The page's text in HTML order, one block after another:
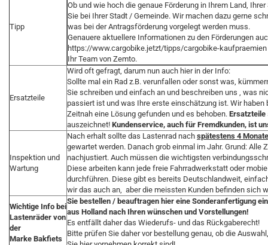
Tipp
Ob und wie hoch die genaue Förderung in Ihrem Land,
Sie bei Ihrer Stadt / Gemeinde. Wir machen dazu gerne
was bei der Antragsförderung vorgelegt werden muss.
Genauere aktuellere Informationen zu den Förderungen
https://www.cargobike.jetzt/tipps/cargobike-kaufpraemien
Ihr Team von Zemto.
Ersatzteile
Wird oft gefragt, darum nun auch hier in der Info:
Sollte mal ein Rad z.B. verunfallen oder sonst was,
Sie schreiben und einfach an und beschreiben uns , was
passiert ist und was Ihre erste einschätzung ist. Wir haben
Zeitnah eine Lösung gefunden und es behoben. Ersatzteile
auszeichnet! Kundenservice, auch für Fremdkunden, ist
Inspektion und
Wartung
Nach erhalt sollte das Lastenrad nach spätestens 4
gewartet werden. Danach grob einmal im Jahr. Grund: Alle
nachjustiert. Auch müssen die wichtigsten
Diese arbeiten kann jede freie Fahrradwerkstatt oder
durchführen. Diese gibt es bereits Deutschlandweit,
wir das auch an, aber die meissten Kunden befinden sich
Wichtige Info bei
Lastenräder von
der
Marke Bakfiets
Sie bestellen / beauftragen hier eine Sonderanfertigung
aus Holland nach Ihren wünschen und Vorstellungen!
Es entfällt daher das Wiederufs- und das Rückgaberecht!
Bitte prüfen Sie daher vor bestellung genau, ob die